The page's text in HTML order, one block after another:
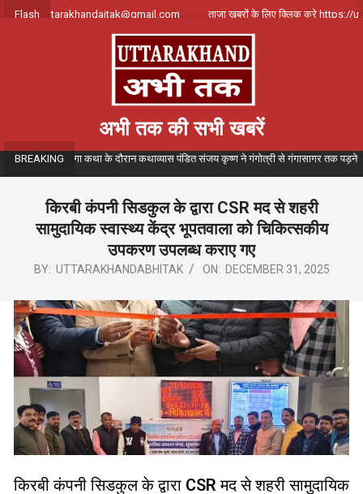
SkipFlash
करे uttarakhandajtak@gmail.com ताजा खबरों के लिए क्लिक करे https://
अभी तक की सभी खबरें
BREAKING
संगीतमय गंगा कथा के दौरान कथाव्यास पंडित संजय कृष्ण ने गंगोत्री से गंगासागर तक पड़ने वाले
किरबी कंपनी सिडकुल के द्वारा CSR मद से शहरी
सामुदायिक स्वास्थ्य केंद्र भूपतवाला को चिकित्सकीय
उपकरण उपलब्ध कराए गए
BY: UTTARAKHANDABHITAK ON: DECEMBER 31, 2025
किरबी कंपनी सिडकुल के द्वारा CSR मद से शहरी सामुदायिक